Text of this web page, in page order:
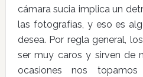
cámara sucia implica un
las fotografías, y eso es
desea. Por regla general,
ser muy caros y sirven de
ocasiones nos